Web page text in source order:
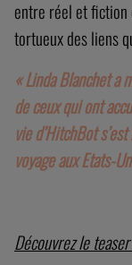
passionnant récit,
sur ce robot fragile
paysages
est reconstituée. À
traces d’un
entre réel et fiction
de ceux qui ont